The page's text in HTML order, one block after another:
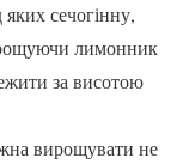
сечогінну,
лимонник
за висотою
вирощувати не